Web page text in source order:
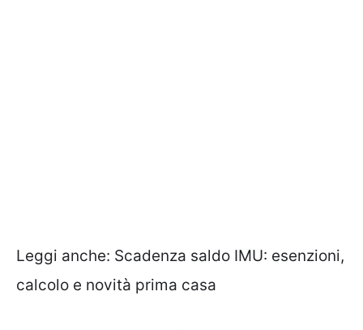
Leggi anche: Scadenza saldo IMU: esenzioni,
calcolo e novità prima casa